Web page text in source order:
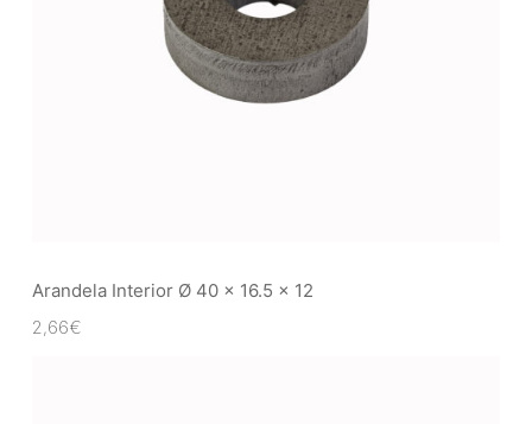
Arandela Interior Ø 40 x 16.5 x 12
2,66€